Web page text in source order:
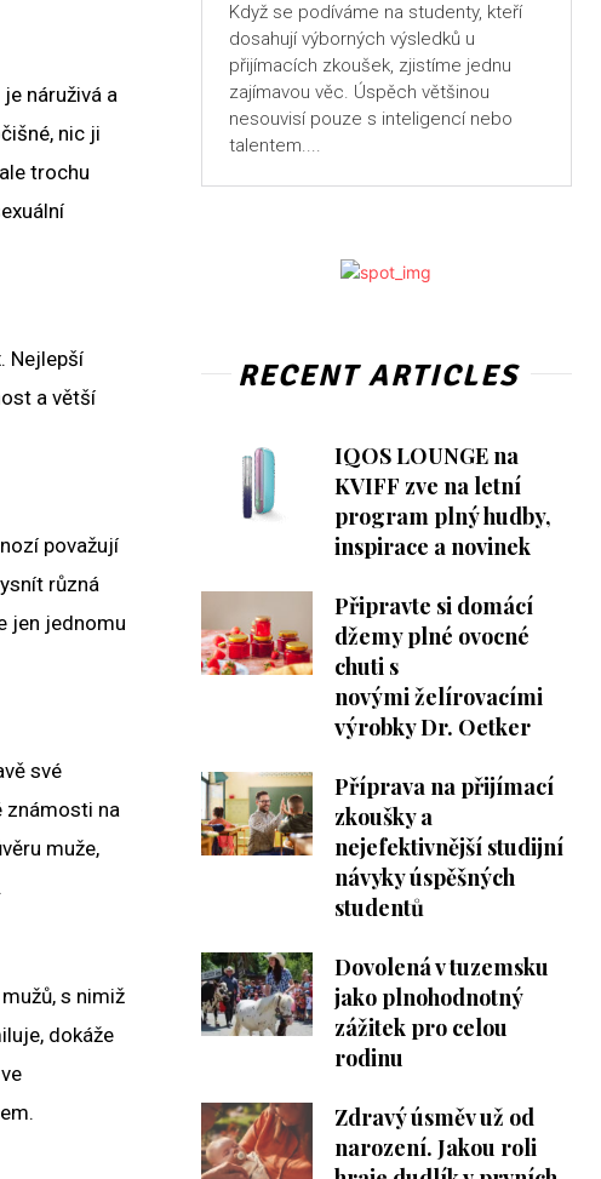
náruživá a
nic ji
trochu
Nejlepší
a větší
považují
různá
jen jednomu
své
známosti na
muže,
s nimiž
dokáže
Když se podíváme na studenty, kteří
dosahují výborných výsledků u
přijímacích zkoušek, zjistíme jednu
zajímavou věc. Úspěch většinou
nesouvisí pouze s inteligencí nebo
talentem....
RECENT ARTICLES
IQOS LOUNGE na
KVIFF zve na letní
program plný hudby,
inspirace a novinek
Připravte si domácí
džemy plné ovocné
chuti s
novými želírovacími
výrobky Dr. Oetker
Příprava na přijímací
zkoušky a
nejefektivnější studijní
návyky úspěšných
studentů
Dovolená v tuzemsku
jako plnohodnotný
zážitek pro celou
rodinu
Zdravý úsměv už od
narození. Jakou roli